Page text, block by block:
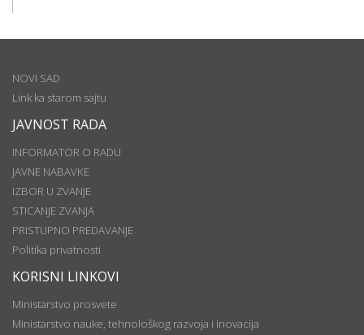
NOVI SAD
Link ka starom sajtu
JAVNOST RADA
INFORMATOR O RADU
JAVNE NABAVKE
IZBOR U ZVANJE
STICANJE ZVANJA
PRISTUPNO PREDAVANJE
Politika privatnosti
KORISNI LINKOVI
Ministarstvo prosvete
Ministarstvo nauke, tehnološkog razvoja i inovacija